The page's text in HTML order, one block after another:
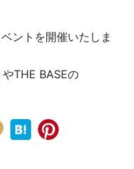
ントを開催いたしま
THE BASEの